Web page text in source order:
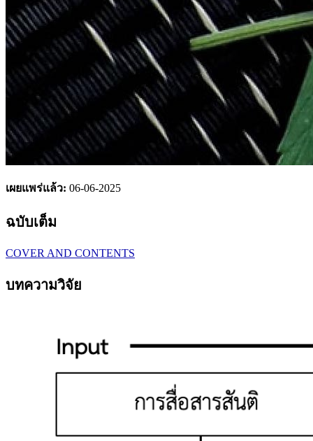
เผยแพร่แล้ว: 06-06-2025
ฉบับเต็ม
​COVER AND CONTENTS
บทความวิจัย